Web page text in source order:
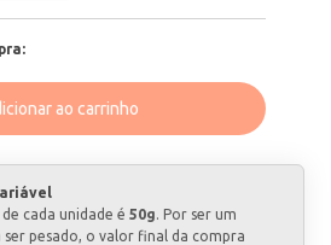
ao carrinho
cada unidade é 50g. Por ser um
pesado, o valor final da compra